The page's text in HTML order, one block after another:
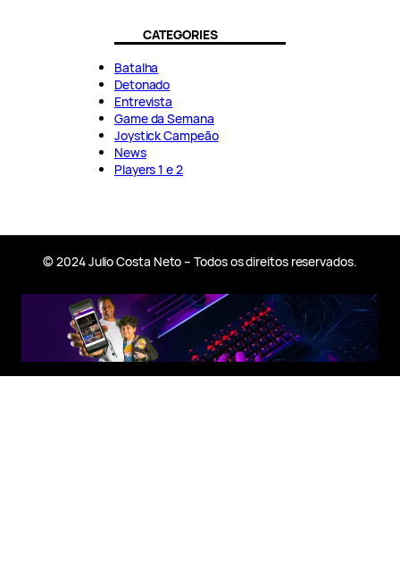
CATEGORIES
Batalha
Detonado
Entrevista
Game da Semana
Joystick Campeão
News
Players 1 e 2
© 2024 Julio Costa Neto – Todos os direitos reservados.